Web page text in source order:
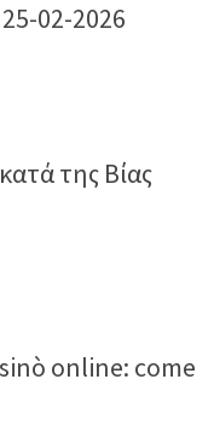
02-2026
της Βίας
online: come